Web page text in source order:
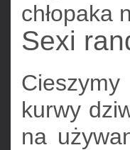
chłopaka
Sexi
kurwy
na